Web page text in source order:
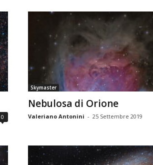
0
Skymaster
Nebulosa di Orione
Valeriano Antonini - 25 Settembre 2019